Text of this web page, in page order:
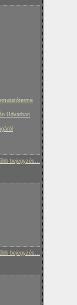
Udvarban
bejegyzés...
bejegyzés...